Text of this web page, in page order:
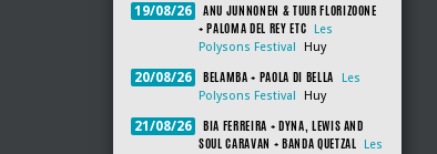
19/08/26
ANU JUNNONEN & TUUR FLORIZOONE
+ PALOMA DEL REY ETC
Les
Polysons Festival
Huy
20/08/26 BELAMBA + PAOLA DI BELLA
Les
Polysons Festival
Huy
21/08/26
BIA FERREIRA + DYNA, LEWIS AND
SOUL CARAVAN + BANDA QUETZAL
Les